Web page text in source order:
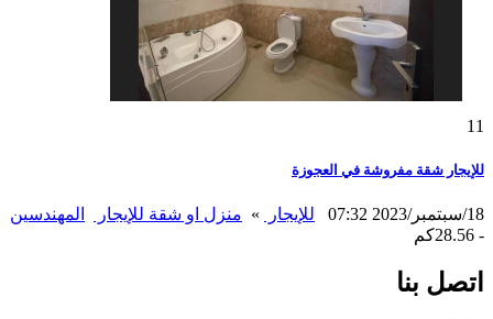
11
للإيجار شقة مفروشة في العجوزة
18/سبتمبر/2023 07:32 للإيجار » منزل او شقة للإيجار
المهندسين
- 28.56كم
اتصل بنا